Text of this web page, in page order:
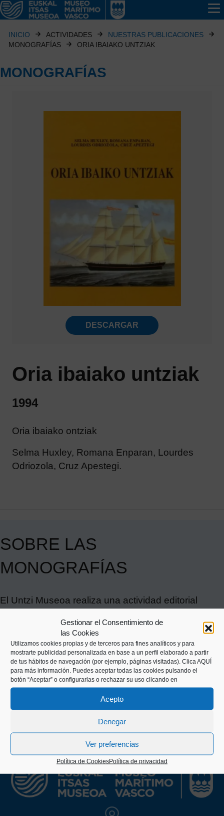
Gestionar el Consentimiento de
las Cookies
Utilizamos cookies propias y de terceros para fines analíticos y para
mostrarte publicidad personalizada en base a un perfil elaborado a partir
de tus hábitos de navegación (por ejemplo, páginas visitadas). Clica AQUÍ
para más información. Puedes aceptar todas las cookies pulsando el
botón “Aceptar” o configurarlas o rechazar su uso clicando en
Acepto
Denegar
Ver preferencias
Política de CookiesPolítica de privacidad
INICIO ACTIVIDADES
NUESTRAS PUBLICACIONES
MONOGRAFÍAS
ORIA IBAIAKO UNTZIAK
MONOGRAFÍAS
DESCARGAR
Oria ibaiako untziak
1994
Oria ibaiako ontziak
Selma Huxley, Romana Enparan, Lourdes
Odriozola, Cruz Apestegi.
SOBRE LAS
MONOGRAFÍAS
El Untzi Museoa realiza una actividad editorial
exposiciones temporales que produce. El empeño
en mantener una producción editorial continuada y
de calidad es, sin duda, una de las marcas
distintivas de este Museo.